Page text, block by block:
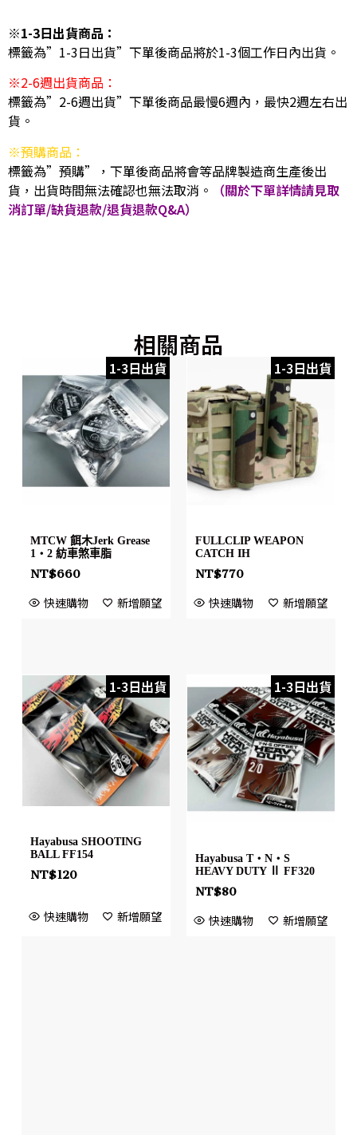
※1-3日出貨商品：
標籤為”1-3日出貨”下單後商品將於1-3個工作日內出貨。
※2-6週出貨商品：
標籤為”2-6週出貨”下單後商品最慢6週內，最快2週左右出
貨。
※預購商品：
標籤為”預購”，下單後商品將會等品牌製造商生產後出
貨，出貨時間無法確認也無法取消。
（關於下單詳情請見取
消訂單/缺貨退款/退貨退款Q&A）
相關商品
1-3日出貨
MTCW 餌木Jerk Grease
1・2 紡車煞車脂
NT$660
快速購物 新增願望
1-3日出貨
FULLCLIP WEAPON
CATCH IH
NT$770
快速購物 新增願望
1-3日出貨
Hayabusa SHOOTING
BALL FF154
NT$120
快速購物 新增願望
1-3日出貨
Hayabusa T・N・S
HEAVY DUTY Ⅱ FF320
NT$80
快速購物 新增願望